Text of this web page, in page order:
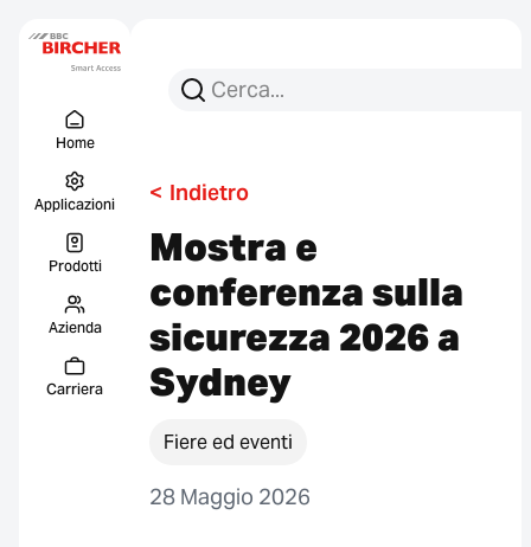
Home
Applicazioni
Prodotti
Azienda
Carriera
Cerca per:
Ricerca
< Indietro
Mostra e
conferenza sulla
sicurezza 2026 a
Sydney
Fiere ed eventi
28 Maggio 2026